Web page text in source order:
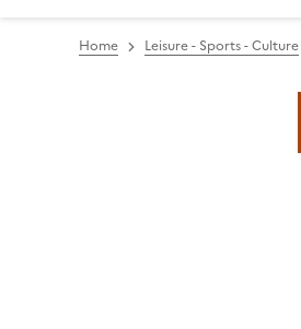
Home Leisure - Sports - Culture